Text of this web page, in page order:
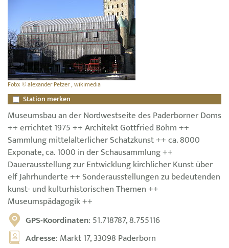
Foto: © alexander Petzer , wikimedia
Station merken
Museumsbau an der Nordwestseite des Paderborner Doms
++ errichtet 1975 ++ Architekt Gottfried Böhm ++
Sammlung mittelalterlicher Schatzkunst ++ ca. 8000
Exponate, ca. 1000 in der Schausammlung ++
Dauerausstellung zur Entwicklung kirchlicher Kunst über
elf Jahrhunderte ++ Sonderausstellungen zu bedeutenden
kunst- und kulturhistorischen Themen ++
Museumspädagogik ++
GPS-Koordinaten: 51.718787, 8.755116
Adresse: Markt 17, 33098 Paderborn